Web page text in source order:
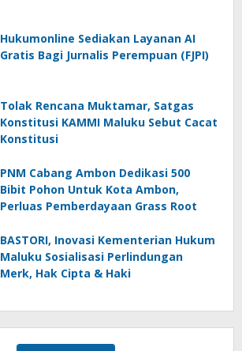
Hukumonline Sediakan Layanan AI
Gratis Bagi Jurnalis Perempuan (FJPI)
Tolak Rencana Muktamar, Satgas
Konstitusi KAMMI Maluku Sebut Cacat
Konstitusi
PNM Cabang Ambon Dedikasi 500
Bibit Pohon Untuk Kota Ambon,
Perluas Pemberdayaan Grass Root
BASTORI, Inovasi Kementerian Hukum
Maluku Sosialisasi Perlindungan
Merk, Hak Cipta & Haki